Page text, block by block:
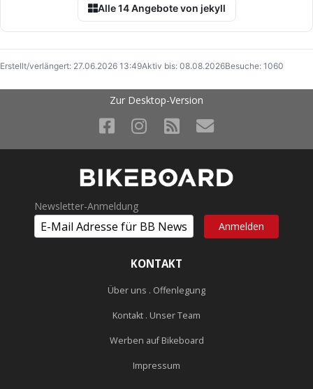
Alle 14 Angebote von jekyll
Erstellt/verlängert: 27.06.2026 13:49Aktiv bis: 08.08.2026Besuche: 1060
Zur Desktop-Version
Newsletter-Anmeldung
KONTAKT
Über uns . Offenlegung
Kontakt . Unser Team
Werben auf Bikeboard
Impressum